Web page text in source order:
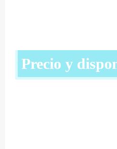
Precio y